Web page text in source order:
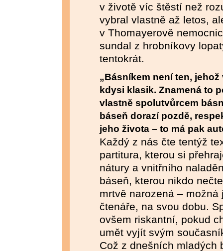
v životě víc štěstí než
vybral vlastně až letos,
v Thomayerově
sundal z hrobníkovy
tentokrát.
„Básníkem není ten,
kdysi klasik. Znamená to
vlastně spolutvůrcem
báseň dorazí pozdě,
jeho života – to má pak
Každý z nás čte tentýž
partitura, kterou si
nátury a vnitřního
báseň, kterou nikdo
mrtvě narozená –
čtenáře, na svou dobu.
ovšem riskantní, pokud
umět vyjít svým
Což z dnešních mladých